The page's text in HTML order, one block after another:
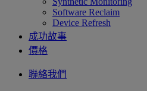
Software Reclaim
Device Refresh
成功故事
價格
聯絡我們